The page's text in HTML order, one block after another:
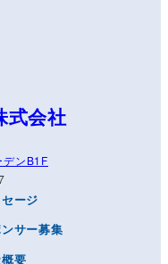
式会社
ンB1F
ージ
サー募集
要